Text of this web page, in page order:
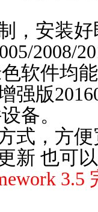
，安装
2008/
软件均
强版
备。
式，方
新 也可